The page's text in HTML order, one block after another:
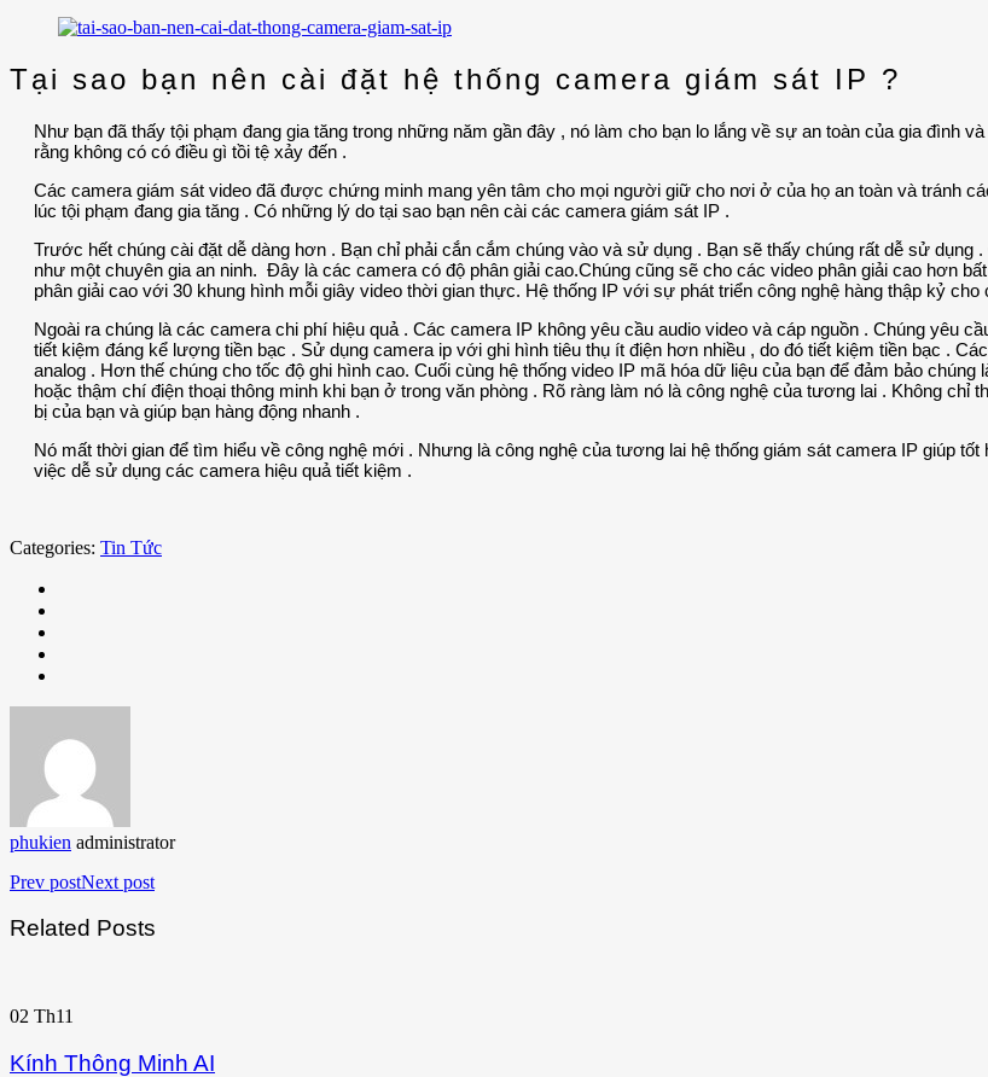
Tại sao bạn nên cài đặt hệ thống camera giám sát IP ?
Như bạn đã thấy tội phạm đang gia tăng trong những năm gần đây , nó làm cho bạn lo lắng về sự an toàn của gia đình
rằng không có có điều gì tồi tệ xảy đến .
Các camera giám sát video đã được chứng minh mang yên tâm cho mọi người giữ cho nơi ở của họ an toàn và tránh
lúc tội phạm đang gia tăng . Có những lý do tại sao bạn nên cài các camera giám sát IP .
Trước hết chúng cài đặt dễ dàng hơn . Bạn chỉ phải cắn cắm chúng vào và sử dụng . Bạn sẽ thấy chúng rất dễ sử
như một chuyên gia an ninh. Đây là các camera có độ phân giải cao.Chúng cũng sẽ cho các video phân giải cao hơn
phân giải cao với 30 khung hình mỗi giây video thời gian thực. Hệ thống IP với sự phát triển công nghệ hàng thập kỷ
Ngoài ra chúng là các camera chi phí hiệu quả . Các camera IP không yêu cầu audio video và cáp nguồn . Chúng yêu
tiết kiệm đáng kể lượng tiền bạc . Sử dụng camera ip với ghi hình tiêu thụ ít điện hơn nhiều , do đó tiết kiệm tiền bạc .
analog . Hơn thế chúng cho tốc độ ghi hình cao. Cuối cùng hệ thống video IP mã hóa dữ liệu của bạn để đảm bảo
hoặc thậm chí điện thoại thông minh khi bạn ở trong văn phòng . Rõ ràng làm nó là công nghệ của tương lai . Không
bị của bạn và giúp bạn hàng động nhanh .
Nó mất thời gian để tìm hiểu về công nghệ mới . Nhưng là công nghệ của tương lai hệ thống giám sát camera IP giúp
việc dễ sử dụng các camera hiệu quả tiết kiệm .
Categories: Tin Tức
phukien administrator
Prev postNext post
Related Posts
02 Th11
Kính Thông Minh AI